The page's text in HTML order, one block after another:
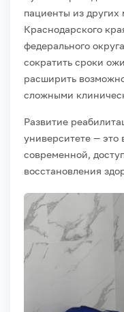
пациенты из других
Краснодарского
федерального
сократить сроки
расширить
сложными
Развитие
университете —
современной,
восстановления